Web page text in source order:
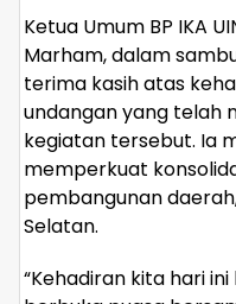
Ketua Umum BP IKA
Marham, dalam
terima kasih atas
undangan yang telah
kegiatan tersebut. Ia
memperkuat
pembangunan
Selatan.
“Kehadiran kita hari